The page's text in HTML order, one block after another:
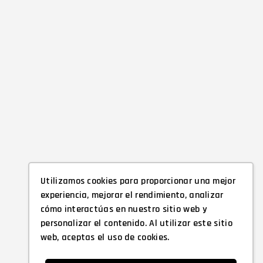
Utilizamos cookies para proporcionar una mejor
experiencia, mejorar el rendimiento, analizar
cómo interactúas en nuestro sitio web y
personalizar el contenido. Al utilizar este sitio
web, aceptas el uso de cookies.